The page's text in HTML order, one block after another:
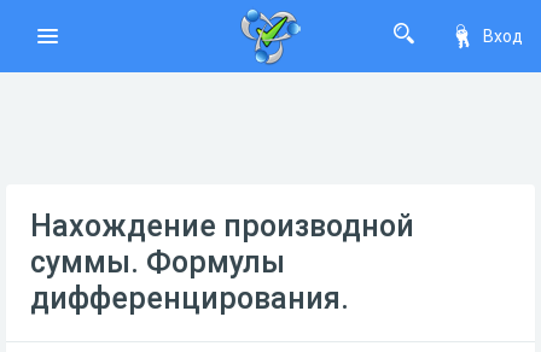
Вход
Нахождение производной
суммы. Формулы
дифференцирования.